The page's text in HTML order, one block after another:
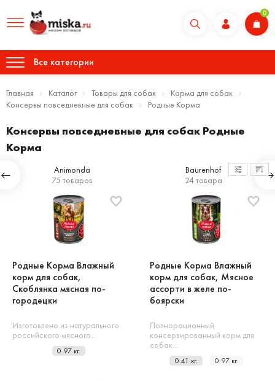
0
Все категории
Главная Каталог Товары для собак
Корма для собак
Консервы повседневные для собак
Родные Корма
Консервы повседневные для собак Родные
Корма
Animonda
75 товаров
Baurenhof
24 товара
Родные Корма Влажный
корм для собак,
Скоблянка мясная по-
городецки
Изготовлено из натурального
российского мясного…
0.97 кг.
Родные Корма Влажный
корм для собак, Мясное
ассорти в желе по-
боярски
Полнорационный
консервированный корм для
собак…
0.41 кг. 0.97 кг.